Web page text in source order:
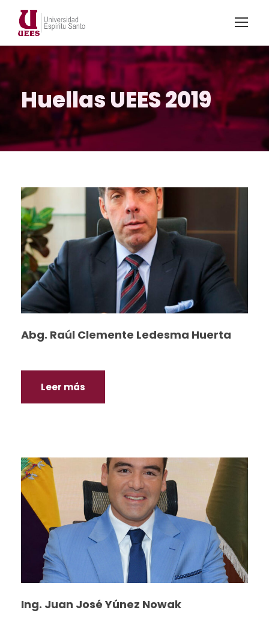
Huellas UEES 2019
Abg. Raúl Clemente Ledesma Huerta
Leer más
Ing. Juan José Yúnez Nowak